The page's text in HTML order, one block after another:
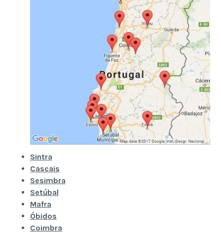
Sintra
Cascais
Sesimbra
Setúbal
Mafra
Óbidos
Coimbra